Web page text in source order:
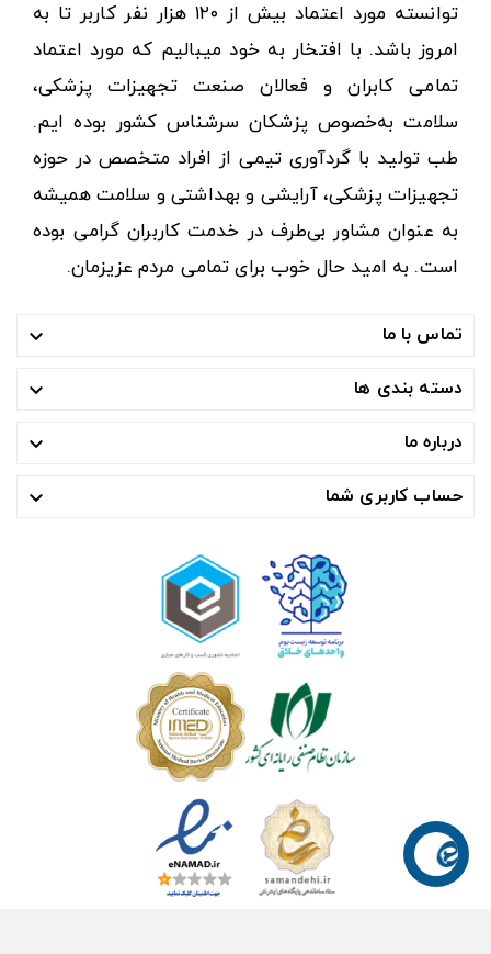
توانسته مورد اعتماد بیش از ۱۲۰ هزار نفر کاربر تا به
امروز باشد. با افتخار به خود میبالیم که مورد اعتماد
تمامی کابران و فعالان صنعت تجهیزات پزشکی،
سلامت به‌خصوص پزشکان سرشناس کشور بوده ایم.
طب تولید با گردآوری تیمی از افراد متخصص در حوزه
تجهیزات پزشکی، آرایشی و بهداشتی و سلامت همیشه
به عنوان مشاور بی‌طرف در خدمت کاربران گرامی بوده
است. به امید حال خوب برای تمامی مردم عزیزمان.
تماس با ما 
دسته بندی ها 
درباره ما 
حساب کاربری شما 